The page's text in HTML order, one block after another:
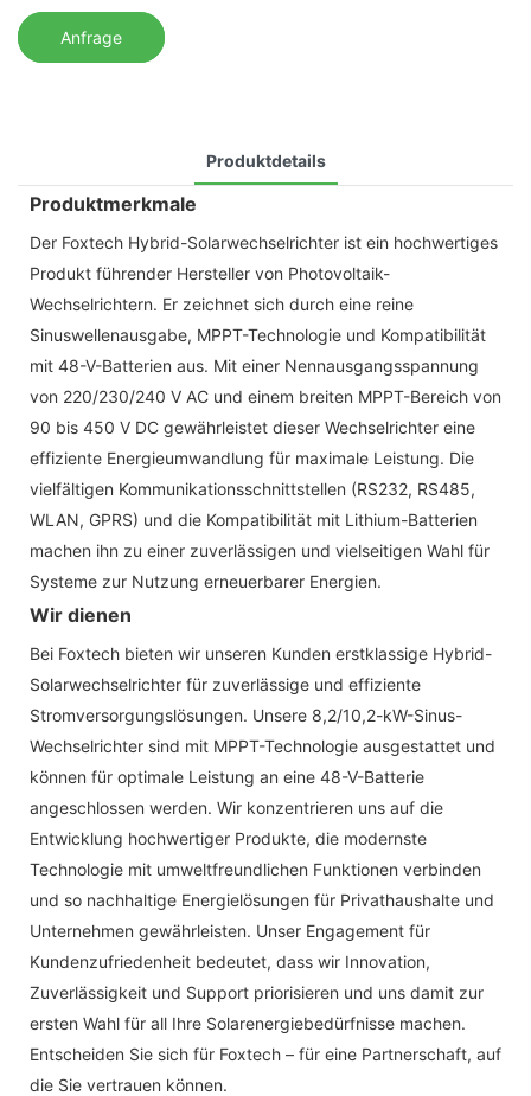
Anfrage
Produktdetails
Produktmerkmale
Der Foxtech Hybrid-Solarwechselrichter ist ein hochwertiges
Produkt führender Hersteller von Photovoltaik-
Wechselrichtern. Er zeichnet sich durch eine reine
Sinuswellenausgabe, MPPT-Technologie und Kompatibilität
mit 48-V-Batterien aus. Mit einer Nennausgangsspannung
von 220/230/240 V AC und einem breiten MPPT-Bereich von
90 bis 450 V DC gewährleistet dieser Wechselrichter eine
effiziente Energieumwandlung für maximale Leistung. Die
vielfältigen Kommunikationsschnittstellen (RS232, RS485,
WLAN, GPRS) und die Kompatibilität mit Lithium-Batterien
machen ihn zu einer zuverlässigen und vielseitigen Wahl für
Systeme zur Nutzung erneuerbarer Energien.
Wir dienen
Bei Foxtech bieten wir unseren Kunden erstklassige Hybrid-
Solarwechselrichter für zuverlässige und effiziente
Stromversorgungslösungen. Unsere 8,2/10,2-kW-Sinus-
Wechselrichter sind mit MPPT-Technologie ausgestattet und
können für optimale Leistung an eine 48-V-Batterie
angeschlossen werden. Wir konzentrieren uns auf die
Entwicklung hochwertiger Produkte, die modernste
Technologie mit umweltfreundlichen Funktionen verbinden
und so nachhaltige Energielösungen für Privathaushalte und
Unternehmen gewährleisten. Unser Engagement für
Kundenzufriedenheit bedeutet, dass wir Innovation,
Zuverlässigkeit und Support priorisieren und uns damit zur
ersten Wahl für all Ihre Solarenergiebedürfnisse machen.
Entscheiden Sie sich für Foxtech – für eine Partnerschaft, auf
die Sie vertrauen können.